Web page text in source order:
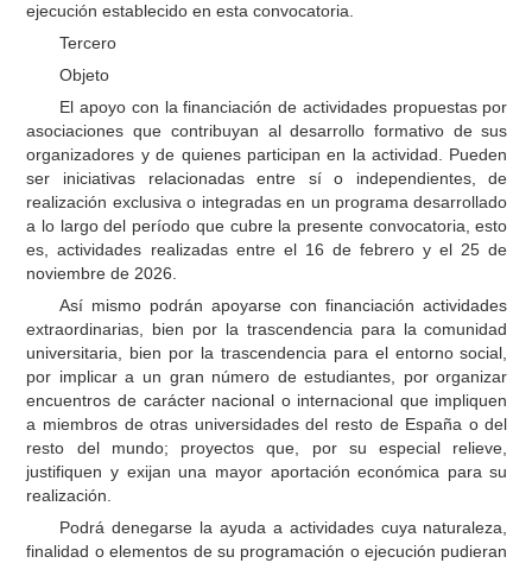
ejecución establecido en esta convocatoria.
Tercero
Objeto
El apoyo con la financiación de actividades propuestas por
asociaciones que contribuyan al desarrollo formativo de sus
organizadores y de quienes participan en la actividad. Pueden
ser iniciativas relacionadas entre sí o independientes, de
realización exclusiva o integradas en un programa desarrollado
a lo largo del período que cubre la presente convocatoria, esto
es, actividades realizadas entre el 16 de febrero y el 25 de
noviembre de 2026.
Así mismo podrán apoyarse con financiación actividades
extraordinarias, bien por la trascendencia para la comunidad
universitaria, bien por la trascendencia para el entorno social,
por implicar a un gran número de estudiantes, por organizar
encuentros de carácter nacional o internacional que impliquen
a miembros de otras universidades del resto de España o del
resto del mundo; proyectos que, por su especial relieve,
justifiquen y exijan una mayor aportación económica para su
realización.
Podrá denegarse la ayuda a actividades cuya naturaleza,
finalidad o elementos de su programación o ejecución pudieran